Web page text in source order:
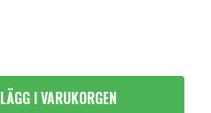
LÄGG I VARUKORGEN